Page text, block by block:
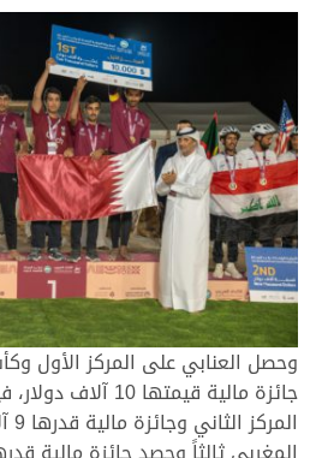
وحصل العنابي على المركز الأول
جائزة مالية قيمتها